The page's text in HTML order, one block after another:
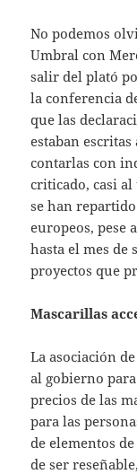
No podemos
Umbral con
salir del plató
la conferencia
que las
estaban
contarlas con
criticado, casi
se han
europeos, pese
hasta el mes de
proyectos que
Mascarillas
La asociación
al gobierno
precios de las
para las
de elementos
de ser